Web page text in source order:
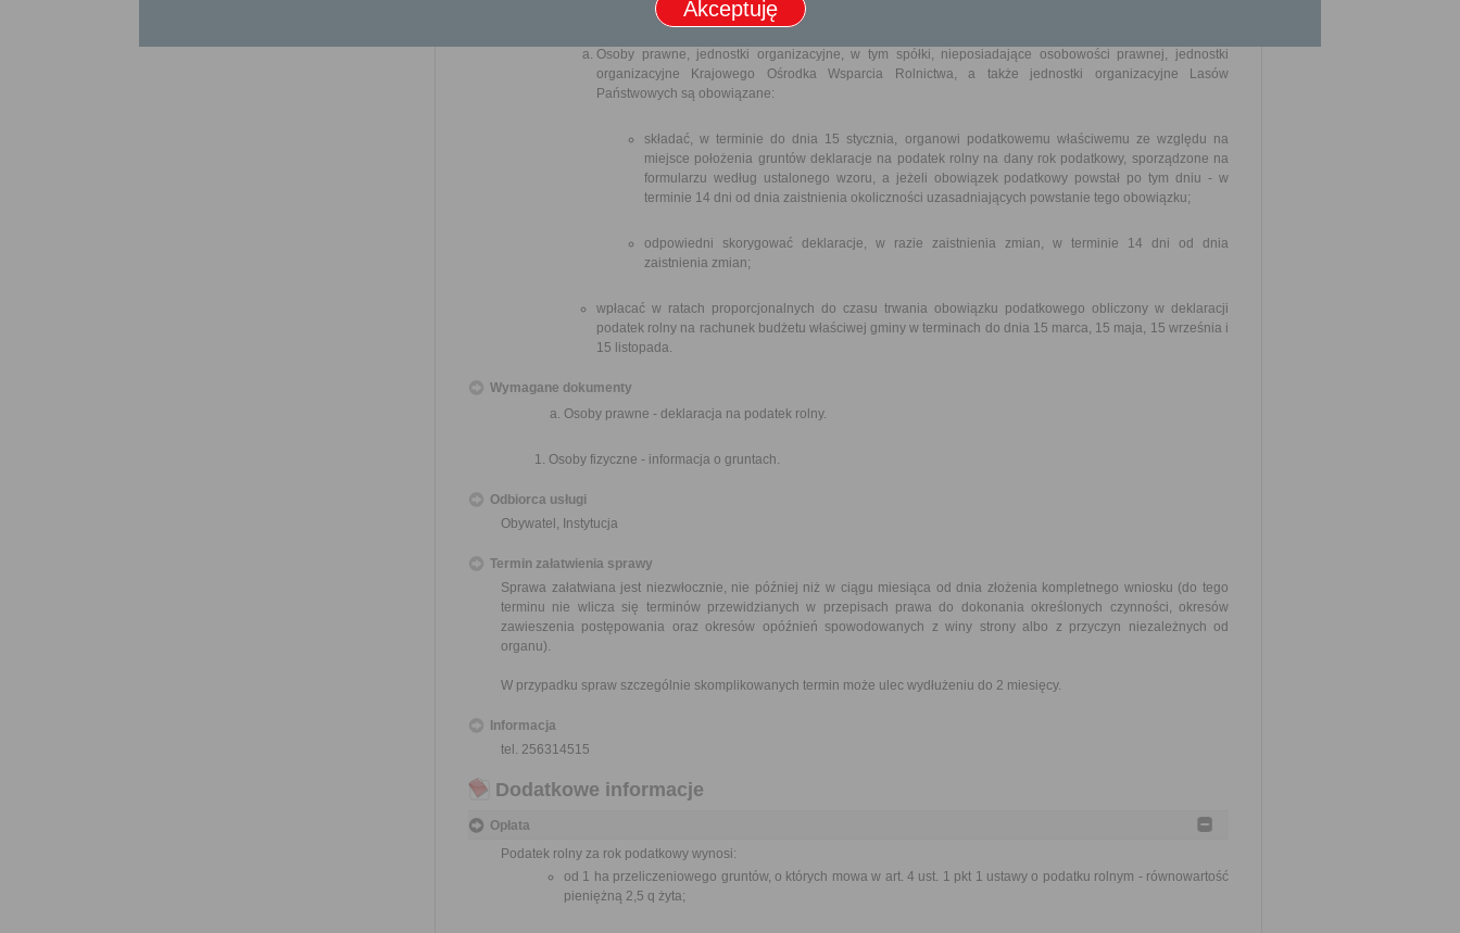
Deklaracje należy skorygować w terminie 14 dni od dnia zaistnienia tej zmiany.
Osoby prawne, jednostki organizacyjne, w tym spółki, nieposiadające osobowości prawnej, jednostki
organizacyjne Krajowego Ośrodka Wsparcia Rolnictwa, a także jednostki organizacyjne Lasów
Państwowych są obowiązane:
składać, w terminie do dnia 15 stycznia, organowi podatkowemu właściwemu ze względu na
miejsce położenia gruntów deklaracje na podatek rolny na dany rok podatkowy, sporządzone na
formularzu według ustalonego wzoru, a jeżeli obowiązek podatkowy powstał po tym dniu - w
terminie 14 dni od dnia zaistnienia okoliczności uzasadniających powstanie tego obowiązku;
odpowiedni skorygować deklaracje, w razie zaistnienia zmian, w terminie 14 dni od dnia
zaistnienia zmian;
wpłacać w ratach proporcjonalnych do czasu trwania obowiązku podatkowego obliczony w deklaracji
podatek rolny na rachunek budżetu właściwej gminy w terminach do dnia 15 marca, 15 maja, 15 września i
15 listopada.
Wymagane dokumenty
Osoby prawne - deklaracja na podatek rolny.
Osoby fizyczne - informacja o gruntach.
Odbiorca usługi
Obywatel, Instytucja
Termin załatwienia sprawy
Sprawa załatwiana jest niezwłocznie, nie później niż w ciągu miesiąca od dnia złożenia kompletnego wniosku (do tego
terminu nie wlicza się terminów przewidzianych w przepisach prawa do dokonania określonych czynności, okresów
zawieszenia postępowania oraz okresów opóźnień spowodowanych z winy strony albo z przyczyn niezależnych od
organu).
W przypadku spraw szczególnie skomplikowanych termin może ulec wydłużeniu do 2 miesięcy.
Informacja
tel. 256314515
Dodatkowe informacje
Opłata
Podatek rolny za rok podatkowy wynosi:
od 1 ha przeliczeniowego gruntów, o których mowa w art. 4 ust. 1 pkt 1 ustawy o podatku rolnym - równowartość
pieniężną 2,5 q żyta;
Akceptuję